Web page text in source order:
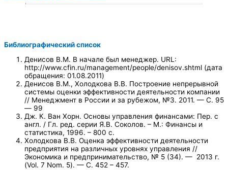
Библиографический список
Денисов В.М. В начале был менеджер. URL:
http://www.cfin.ru/management/people/denisov.shtml (дата
обращения: 01.08.2011)
Денисов В.М., Холодкова В.В. Построение непрерывной
системы оценки эффективности деятельности компании
// Менеджмент в России и за рубежом, №3. 2011. — С. 95
— 99
Дж. К. Ван Хорн. Основы управления финансами: Пер. с
англ. / Гл. ред. серии Я.В. Соколов. – М.: Финансы и
статистика, 1996. – 800 с.
Холодкова В.В. Оценка эффективности деятельности
предприятия на различных уровнях управления //
Экономика и предпринимательство, № 5 (34). — 2013 г.
(Vol. 7 Nom. 5). — С. 452 – 457.